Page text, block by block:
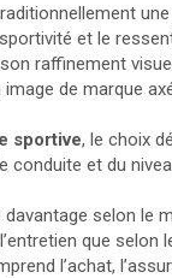
et le
raffinement
de marque
sportive, le choix
conduite et du
davantage selon le
que selon
l’achat,